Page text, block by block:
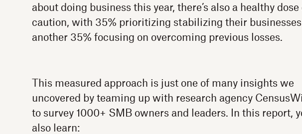
about doing business this year, there’s also a healthy dose
caution, with 35% prioritizing stabilizing their businesses
another 35% focusing on overcoming previous losses.
This measured approach is just one of many insights we
uncovered by teaming up with research agency
to survey 1000+ SMB owners and leaders. In this report,
also learn: